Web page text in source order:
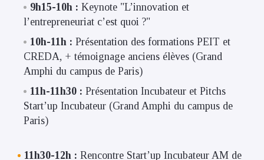
9h15-10h : Keynote "L’innovation et
l’entrepreneuriat c’est quoi ?"
10h-11h : Présentation des formations PEIT et
CREDA, + témoignage anciens élèves (Grand
Amphi du campus de Paris)
11h-11h30 : Présentation Incubateur et Pitchs
Start’up Incubateur (Grand Amphi du campus de
Paris)
11h30-12h : Rencontre Start’up Incubateur AM de